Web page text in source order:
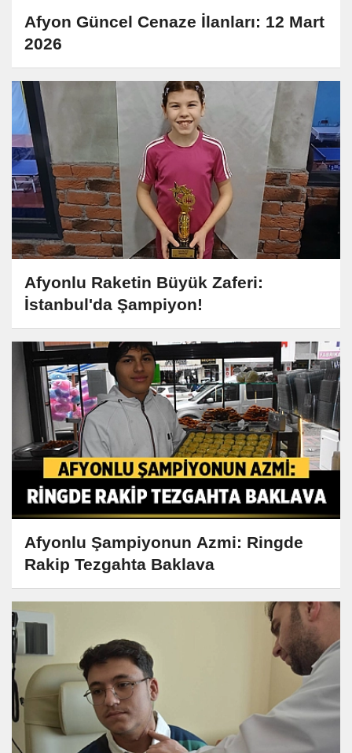
Afyon Güncel Cenaze İlanları: 12 Mart
2026
Afyonlu Raketin Büyük Zaferi:
İstanbul'da Şampiyon!
Afyonlu Şampiyonun Azmi: Ringde
Rakip Tezgahta Baklava